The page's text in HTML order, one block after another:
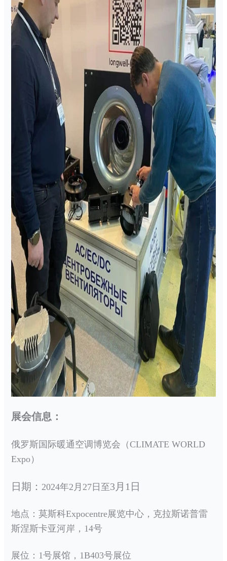
展会信息：
俄罗斯国际暖通空调博览会（CLIMATE WORLD
Expo）
日期： 2024年2月27日至3月1日
地点：莫斯科Expocentre展览中心，克拉斯诺普雷
斯涅斯卡亚河岸，14号
展位：1号展馆，1B403号展位